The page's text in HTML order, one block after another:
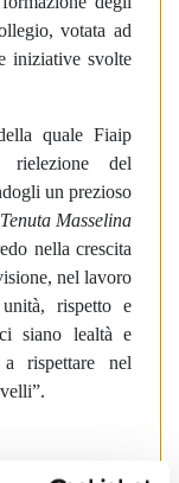
votata ad
iniziative svolte
quale Fiaip
rielezione del
un prezioso
Tenuta Masselina
nella crescita
nel lavoro
rispetto e
siano lealtà e
rispettare nel